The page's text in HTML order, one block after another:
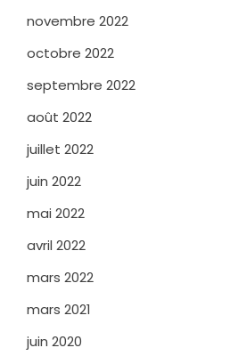
novembre 2022
octobre 2022
septembre 2022
août 2022
juillet 2022
juin 2022
mai 2022
avril 2022
mars 2022
mars 2021
juin 2020